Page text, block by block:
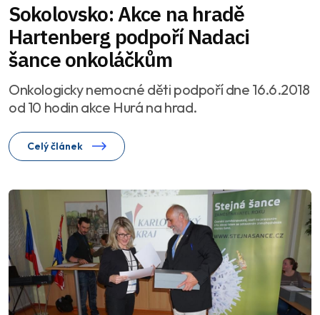
Sokolovsko: Akce na hradě
Hartenberg podpoří Nadaci
šance onkoláčkům
Onkologicky nemocné děti podpoří dne 16.6.2018
od 10 hodin akce Hurá na hrad.
Celý článek